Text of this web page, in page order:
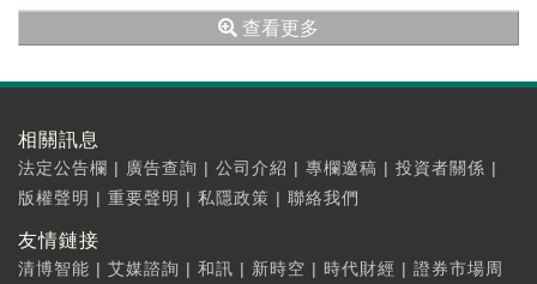
查看更多
相關訊息
法定公告欄 | 廣告查詢 | 公司介紹 | 專欄邀稿 | 投資者關係 |
版權聲明 | 重要聲明 | 私隱政策 | 聯絡我們
友情鏈接
清博智能 | 艾媒諮詢 | 和訊 | 新時空 | 時代財經 | 證券市場周